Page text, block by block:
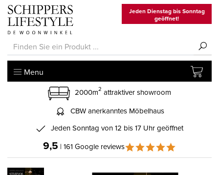
Jeden Dienstag bis Sonntag
geöffnet!
Menu
2000m2 attraktiver showroom
CBW anerkanntes Möbelhaus
Jeden Sonntag von 12 bis 17 Uhr geöffnet
9,5 | 161 Google reviews